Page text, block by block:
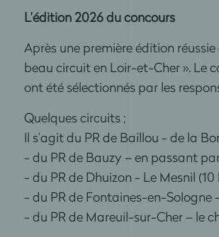
L’édition 2026 du concours
Après une première édition réussie
beau circuit en Loir-et-Cher ». Le
ont été sélectionnés par les
Quelques circuits ;
Il s’agit du PR de Baillou - de la
- du PR de Bauzy – en passant
- du PR de Dhuizon - Le Mesnil (10
- du PR de Fontaines-en-Sologne
- du PR de Mareuil-sur-Cher – le